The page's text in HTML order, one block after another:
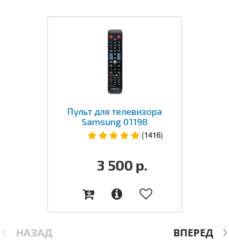
НАЗАД
Пульт для телевизора
Samsung 01198
(1416)
3 500 р.
ВПЕРЕД